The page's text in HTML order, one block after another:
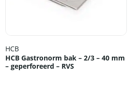
HCB
HCB Gastronorm bak – 2/3 – 40 mm
– geperforeerd – RVS